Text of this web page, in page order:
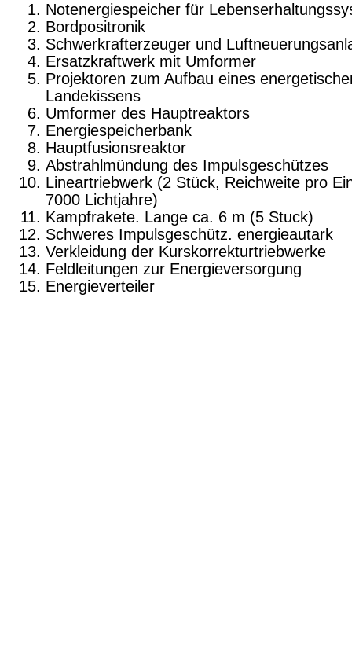
Notenergiespeicher für
Bordpositronik
Schwerkrafterzeuger und
Ersatzkraftwerk mit Umformer
Projektoren zum Aufbau eines
Landekissens
Umformer des Hauptreaktors
Energiespeicherbank
Hauptfusionsreaktor
Abstrahlmündung des Impulsgeschützes
Lineartriebwerk (2 Stück, Reichweite pro
7000 Lichtjahre)
Kampfrakete. Lange ca. 6 m (5 Stuck)
Schweres Impulsgeschütz. energieautark
Verkleidung der Kurskorrekturtriebwerke
Feldleitungen zur Energieversorgung
Energieverteiler